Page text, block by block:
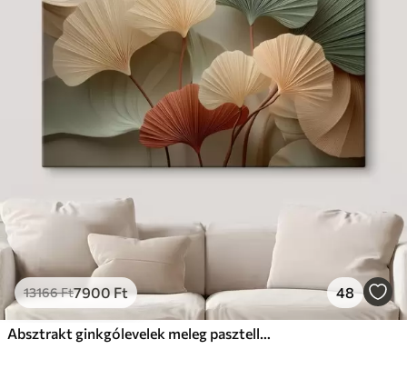
13166Ft7900Ft 48
Absztrakt ginkgólevelek meleg pasztell színekben